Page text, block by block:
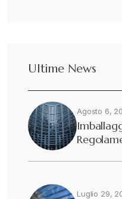
Ultime News
Agosto 6,
Luglio 29,